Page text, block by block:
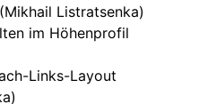
Listratsenka)
im Höhenprofil
Links-Layout